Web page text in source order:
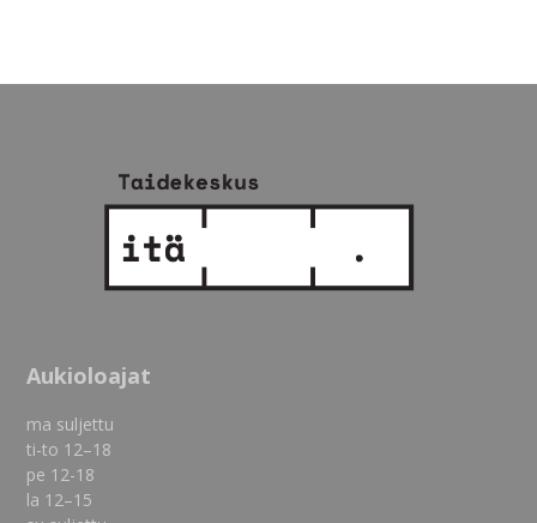
Aukioloajat
ma suljettu
ti-to 12–18
pe 12-18
la 12–15